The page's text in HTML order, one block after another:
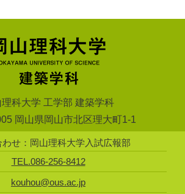
理科大学 工学部 建築学科
岡山県岡山市北区理大町1-1
わせ：岡山理科大学入試広報部
TEL.086-256-8412
kouhou@ous.ac.jp